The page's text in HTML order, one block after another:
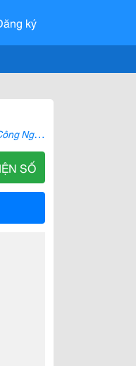
ký
C
ông Ty TNHH Thương Mại Và Công Nghệ Hanteco Việt Nam
SỐ